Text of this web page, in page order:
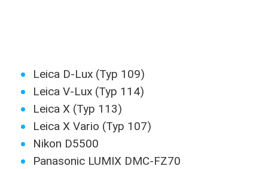
Leica D-Lux (Typ 109)
Leica V-Lux (Typ 114)
Leica X (Typ 113)
Leica X Vario (Typ 107)
Nikon D5500
Panasonic LUMIX DMC-FZ70